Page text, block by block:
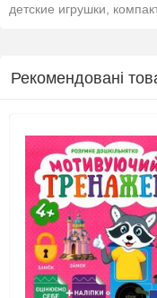
детские игрушки,
Рекомендовані